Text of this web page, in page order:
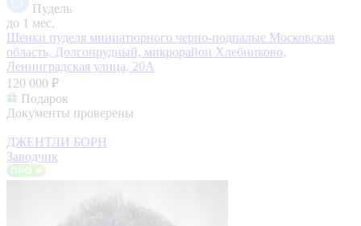
Пудель
до 1 мес.
Щенки пуделя миниатюрного черно-подпалые Московская
область, Долгопрудный, микрорайон Хлебниково,
Ленинградская улица, 20А
120 000 ₽
Подарок
Документы проверены
ДЖЕНТЛИ БОРН
Заводчик